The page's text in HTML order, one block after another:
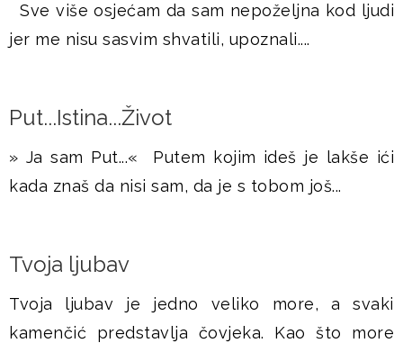
Sve više osjećam da sam nepoželjna kod ljudi
jer me nisu sasvim shvatili, upoznali....
Put...Istina...Život
» Ja sam Put...« Putem kojim ideš je lakše ići
kada znaš da nisi sam, da je s tobom još...
Tvoja ljubav
Tvoja ljubav je jedno veliko more, a svaki
kamenčić predstavlja čovjeka. Kao što more